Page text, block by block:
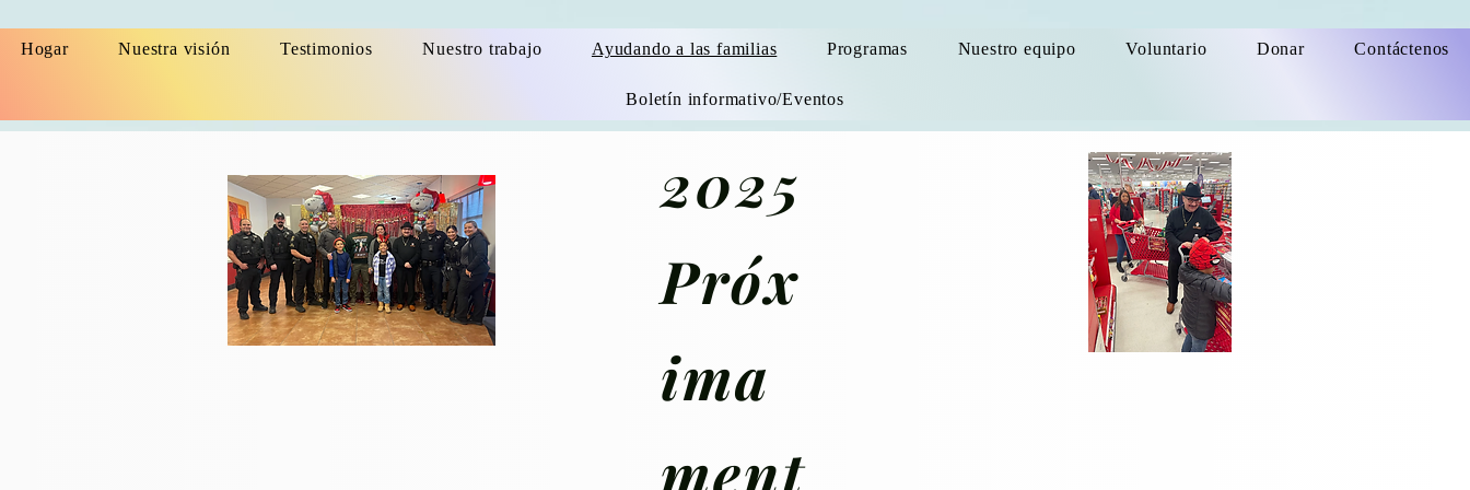
Hogar Nuestra visión Testimonios Nuestro trabajo Ayudando a las familias Programas Nuestro equipo Voluntario Donar Contáctenos
Boletín informativo/Eventos
2025
Próx
ima
ment